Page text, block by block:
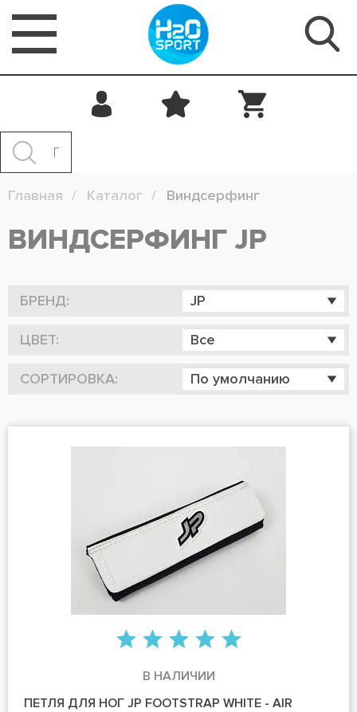
Главная Каталог Виндсерфинг
ВИНДСЕРФИНГ JP
БРЕНД: JP
ЦВЕТ: Все
СОРТИРОВКА: По умолчанию
В НАЛИЧИИ
ПЕТЛЯ ДЛЯ НОГ JP FOOTSTRAP WHITE - AIR